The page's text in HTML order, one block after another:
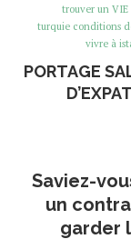
trouver un VIE
turquie conditions
vivre à
PORTAGE
Saviez-
un
garder